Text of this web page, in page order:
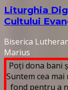
Liturghia
Cultului
Biserica
Marius
Poți dona bani
Suntem cea mai
fond pentru a